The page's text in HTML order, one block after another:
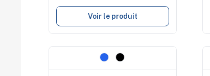
Voir le produit